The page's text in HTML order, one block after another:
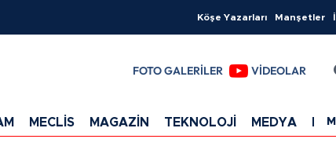
Köşe Yazarları Manşetler
FOTO GALERİLER VİDEOLAR
MECLİS MAGAZİN TEKNOLOJİ MEDYA